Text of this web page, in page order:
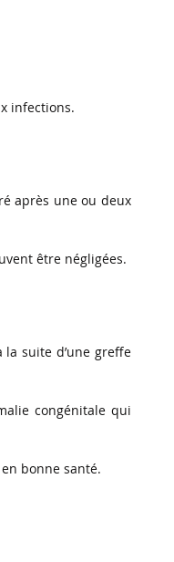
infections.
après une ou deux
être négligées.
la suite d’une greffe
congénitale qui
bonne santé.